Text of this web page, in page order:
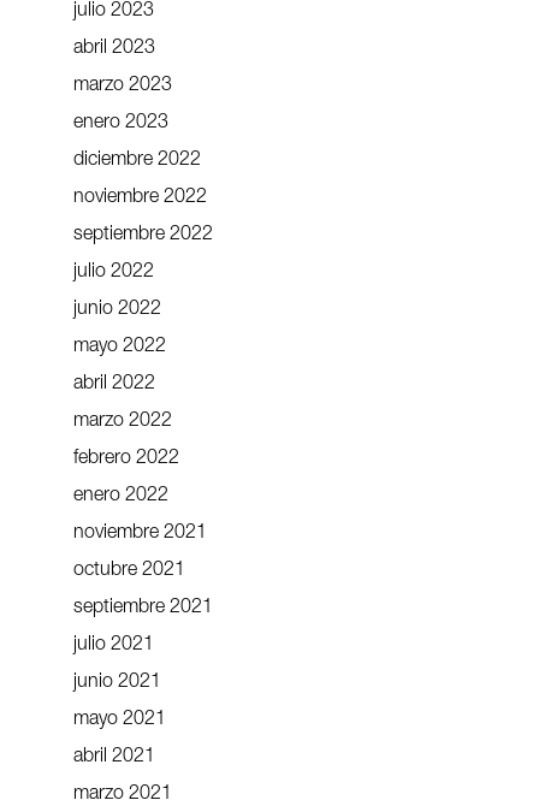
julio 2023
abril 2023
marzo 2023
enero 2023
diciembre 2022
noviembre 2022
septiembre 2022
julio 2022
junio 2022
mayo 2022
abril 2022
marzo 2022
febrero 2022
enero 2022
noviembre 2021
octubre 2021
septiembre 2021
julio 2021
junio 2021
mayo 2021
abril 2021
marzo 2021